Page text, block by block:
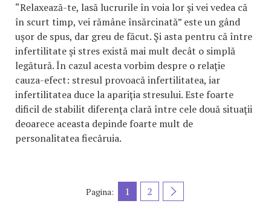
“Relaxează-te, lasă lucrurile în voia lor şi vei vedea că
în scurt timp, vei rămâne însărcinată” este un gând
uşor de spus, dar greu de făcut. Şi asta pentru că între
infertilitate şi stres există mai mult decât o simplă
legătură. În cazul acesta vorbim despre o relaţie
cauza-efect: stresul provoacă infertilitatea, iar
infertilitatea duce la apariţia stresului. Este foarte
dificil de stabilit diferenţa clară între cele două situaţii
deoarece aceasta depinde foarte mult de
personalitatea fiecăruia.
Pagina: 1 2